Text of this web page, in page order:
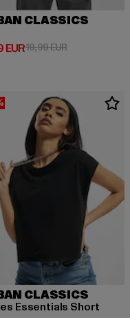
CLASSICS
EUR Preis: 12,99 EUR
19,99 EURAktionspreis:
CLASSICS
Essentials Short